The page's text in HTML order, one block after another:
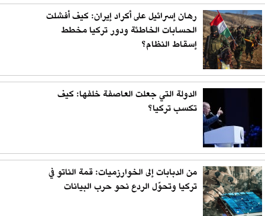
رهان إسرائيل على أكراد إيران: كيف أفشلت
الحسابات الخاطئة ودور تركيا مخطط
إسقاط النظام؟
الدولة التي جعلت العاصفة خلفها: كيف
تكسب تركيا؟
من الدبابات إلى الخوارزميات: قمة الناتو في
تركيا وتحوّل الردع نحو حرب البيانات